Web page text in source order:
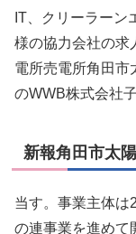
IT、クリーラーン
様の協力会社の求
電所売電所角田市
のWWB株式会社
新報角田市太
当す。事業主体は
の連事業を進めて